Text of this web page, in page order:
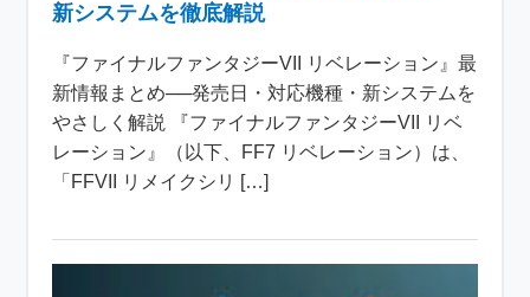
新システムを徹底解説
『ファイナルファンタジーVII リベレーション』最
新情報まとめ──発売日・対応機種・新システムを
やさしく解説 『ファイナルファンタジーVII リベ
レーション』（以下、FF7 リベレーション）は、
「FFVII リメイクシリ […]